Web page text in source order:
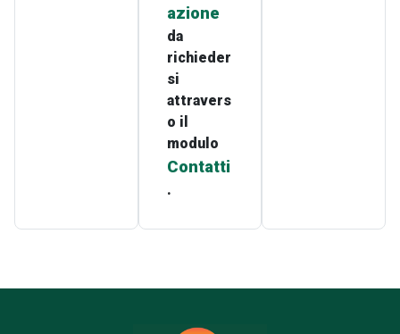
azione
da
richieder
si
attravers
o il
modulo
Contatti
.